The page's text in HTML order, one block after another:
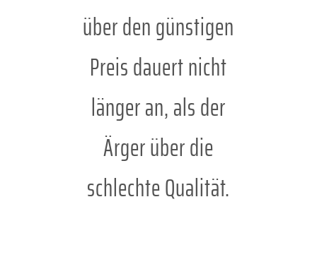
über den günstigen
Preis dauert nicht
länger an, als der
Ärger über die
schlechte Qualität.